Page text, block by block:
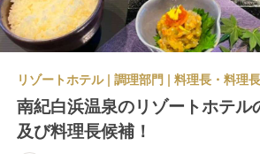
南紀白浜温泉のリゾートホテル
及び料理長候補！